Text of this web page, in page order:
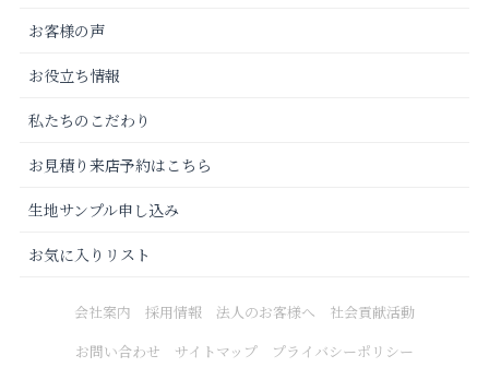
お客様の声
お役立ち情報
私たちのこだわり
お見積り来店予約はこちら
生地サンプル申し込み
お気に入りリスト
会社案内 採用情報 法人のお客様へ
社会貢献活動
お問い合わせ
サイトマップ プライバシーポリシー